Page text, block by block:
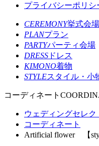
プライバシーポリシ
CEREMONY挙式会場
PLANプラン
PARTYパーティ会場
DRESS ドレス
KIMONO着物
STYLEスタイル・小
コーディネート
ウェディングセレ
コーディネート
Artificial flower 【